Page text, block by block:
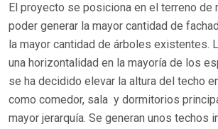
El proyecto se posiciona en el terreno de
poder generar la mayor cantidad de
la mayor cantidad de árboles existentes.
una horizontalidad en la mayoría de los
se ha decidido elevar la altura del techo
como comedor, sala y dormitorios
mayor jerarquía. Se generan unos techos